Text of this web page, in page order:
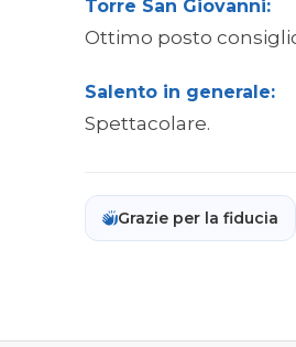
Torre San Giovanni:
Ottimo posto
Salento in generale:
Spettacolare.
Grazie per la fiducia